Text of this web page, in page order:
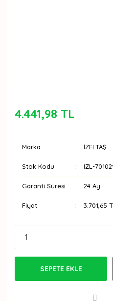
4.441,98 TL
Marka İZELTAŞ
Stok Kodu IZL-
Garanti Süresi 24 Ay
Fiyat 3.701,65
SEPETE EKLE